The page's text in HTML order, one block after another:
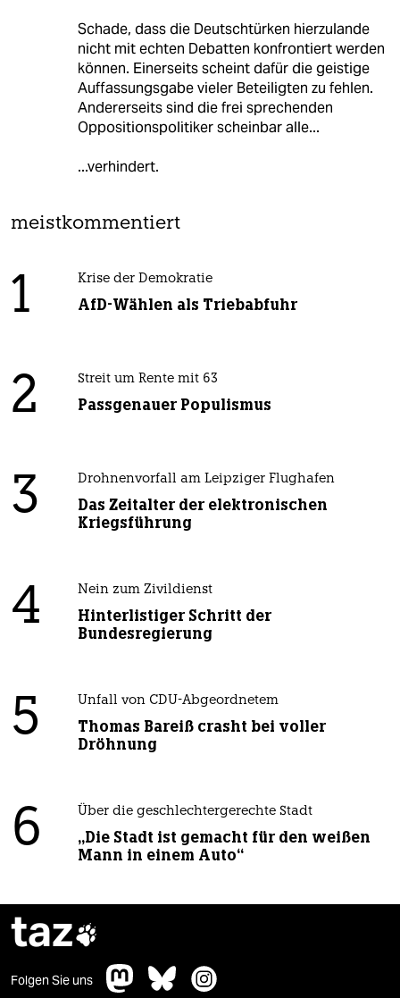
Schade, dass die Deutschtürken hierzulande
nicht mit echten Debatten konfrontiert werden
können. Einerseits scheint dafür die geistige
Auffassungsgabe vieler Beteiligten zu fehlen.
Andererseits sind die frei sprechenden
Oppositionspolitiker scheinbar alle...
...verhindert.
meistkommentiert
1 Krise der Demokratie
AfD-Wählen als Triebabfuhr
2 Streit um Rente mit 63
Passgenauer Populismus
3 Drohnenvorfall am Leipziger Flughafen
Das Zeitalter der elektronischen
Kriegsführung
4 Nein zum Zivildienst
Hinterlistiger Schritt der
Bundesregierung
5 Unfall von CDU-Abgeordnetem
Thomas Bareiß crasht bei voller
Dröhnung
6 Über die geschlechtergerechte Stadt
„Die Stadt ist gemacht für den weißen
Mann in einem Auto“
taz
Folgen Sie uns